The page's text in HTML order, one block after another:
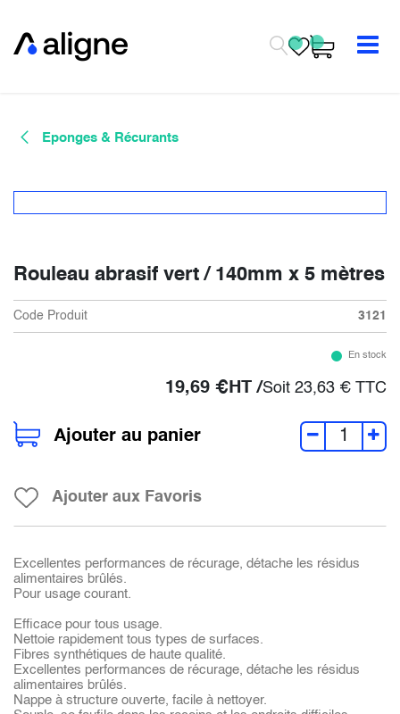
Eponges & Récurants
Rouleau abrasif vert / 140mm x 5 mètres
Code Produit 3121
En stock
19,69 €HT /Soit 23,63 € TTC
Ajouter au panier
Ajouter aux Favoris
Excellentes performances de récurage, détache les résidus
alimentaires brûlés.
Pour usage courant.
Efficace pour tous usage.
Nettoie rapidement tous types de surfaces.
Fibres synthétiques de haute qualité.
Excellentes performances de récurage, détache les résidus
alimentaires brûlés.
Nappe à structure ouverte, facile à nettoyer.